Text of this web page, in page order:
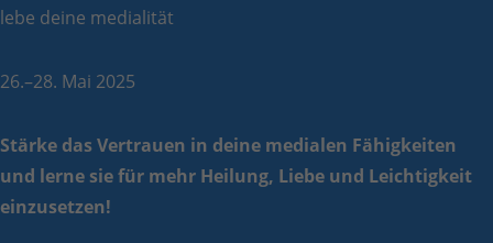
lebe deine medialität
26.–28. Mai 2025
Stärke das Vertrauen in deine medialen Fähigkeiten
und lerne sie für mehr Heilung, Liebe und Leichtigkeit
einzusetzen!